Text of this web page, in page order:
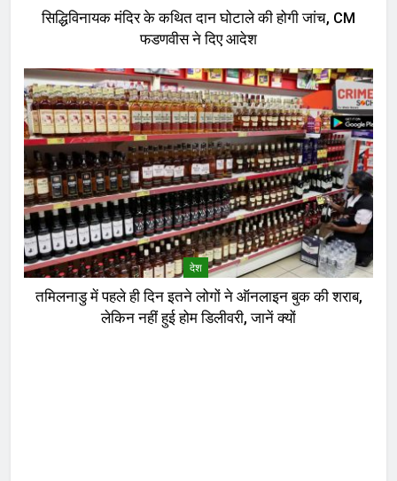
सिद्धिविनायक मंदिर के कथित दान घोटाले की होगी जांच, CM
फडणवीस ने दिए आदेश
देश
तमिलनाडु में पहले ही दिन इतने लोगों ने ऑनलाइन बुक की शराब,
लेकिन नहीं हुई होम डिलीवरी, जानें क्यों